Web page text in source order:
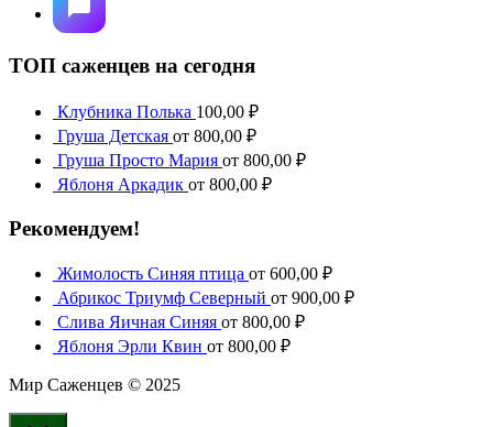
ТОП саженцев на сегодня
Клубника Полька 100,00 ₽
Груша Детская от 800,00 ₽
Груша Просто Мария от 800,00 ₽
Яблоня Аркадик от 800,00 ₽
Рекомендуем!
Жимолость Синяя птица от 600,00 ₽
Абрикос Триумф Северный от 900,00 ₽
Слива Яичная Синяя от 800,00 ₽
Яблоня Эрли Квин от 800,00 ₽
Мир Саженцев © 2025